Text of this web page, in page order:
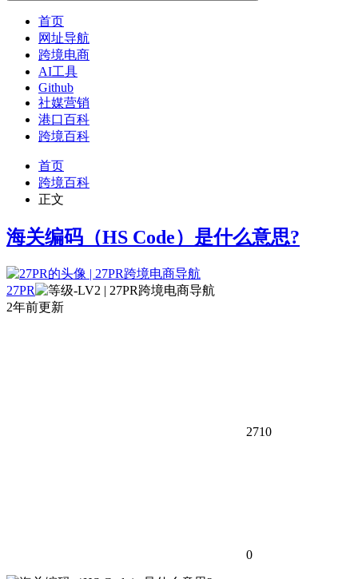
首页
网址导航
跨境电商
AI工具
Github
社媒营销
港口百科
跨境百科
首页
跨境百科
正文
海关编码（HS Code）是什么意思?
27PR
2年前更新
2710
0